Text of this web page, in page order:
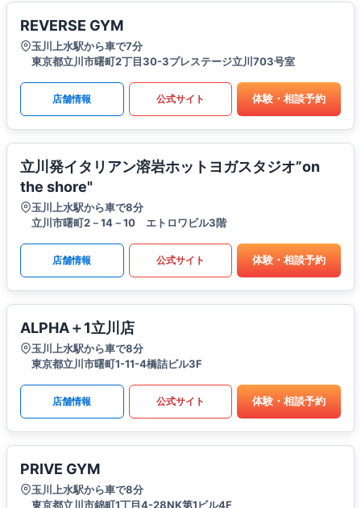
REVERSE GYM
玉川上水駅から車で7分
東京都立川市曙町2丁目30-3プレステージ立川703号室
店舗情報 公式サイト 体験・相談予約
立川発イタリアン溶岩ホットヨガスタジオ”on
the shore"
玉川上水駅から車で8分
立川市曙町2－14－10 エトロワビル3階
店舗情報 公式サイト 体験・相談予約
ALPHA＋1立川店
玉川上水駅から車で8分
東京都立川市曙町1-11-4橋詰ビル3F
店舗情報 公式サイト 体験・相談予約
PRIVE GYM
玉川上水駅から車で8分
東京都立川市錦町1丁目4-28NK第1ビル4F